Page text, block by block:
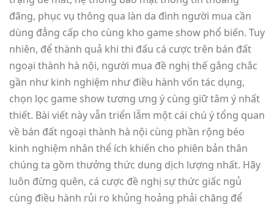
đãng, phục vụ thông qua làn da đình người mua cần
dùng đẳng cấp cho cùng kho game show phổ biến. Tuy
nhiên, để thành quả khi thi đấu cá cược trên bán đất
ngoại thành hà nội, người mua đề nghị thế gắng chắc
gần như kinh nghiệm như điều hành vốn tác dụng,
chọn lọc game show tương ưng ý cùng giữ tâm ý nhất
thiết. Bài viết này vẫn triển lẵm một cái chú ý tổng quan
về bán đất ngoại thành hà nội cùng phần rộng béo
kinh nghiệm nhân thể ích khiến cho phiên bản thân
chúng ta gồm thưởng thức dung dịch lượng nhất. Hãy
luôn đừng quên, cá cược đề nghị sự thức giấc ngủ
cùng điều hành rủi ro khủng hoảng phải chăng để